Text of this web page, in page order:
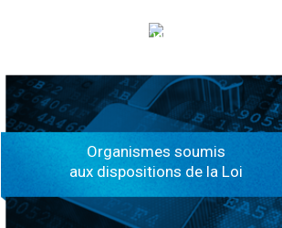
الهياكل الخاضعة لقانون النفاذ إلى المعلومة
Organismes soumis
aux dispositions de la Loi